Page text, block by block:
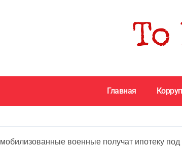
Главная
мобилизованные военные получат ипотеку под